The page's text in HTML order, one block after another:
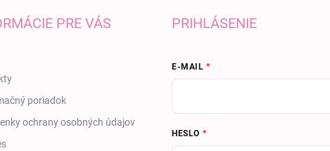
PRE VÁS
poriadok
ochrany osobných údajov
PRIHLÁSENIE
E-MAIL
HESLO